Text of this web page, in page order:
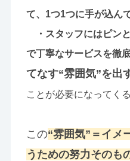
て、1つ1つに手が込ん
・スタッフにはピン
で丁寧なサービスを徹
てなす“雰囲気”を出
ことが必要になってく
この“雰囲気”＝イメ
うための努力そのも